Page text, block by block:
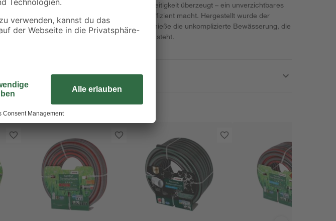
'Komfort' von toom, der durch Qualität und Vielseitigkeit überzeugt – ein unverzichtbares
Zubehör, das deine Gartenarbeit mühelos und effizient macht. Hergestellt wurde der
Gartenschlauch aus langlebigem Kunststoff. Genieße die unkomplizierte Bewässerung, die
das ganze Jahr über zuverlässig an deiner Seite steht.